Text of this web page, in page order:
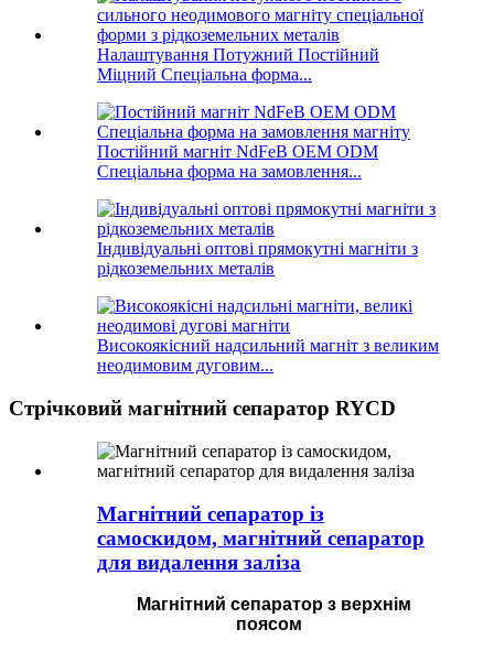
Налаштування Потужний Постійний
Міцний Спеціальна форма...
Постійний магніт NdFeB OEM ODM
Спеціальна форма на замовлення...
Індивідуальні оптові прямокутні магніти з
рідкоземельних металів
Високоякісний надсильний магніт з великим
неодимовим дуговим...
Стрічковий магнітний сепаратор RYCD
Магнітний сепаратор із
самоскидом, магнітний сепаратор
для видалення заліза
Магнітний сепаратор з верхнім
поясом